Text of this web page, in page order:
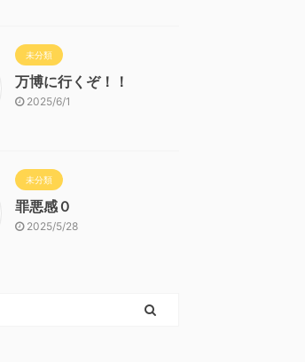
未分類
万博に行くぞ！！
2025/6/1
未分類
罪悪感０
2025/5/28